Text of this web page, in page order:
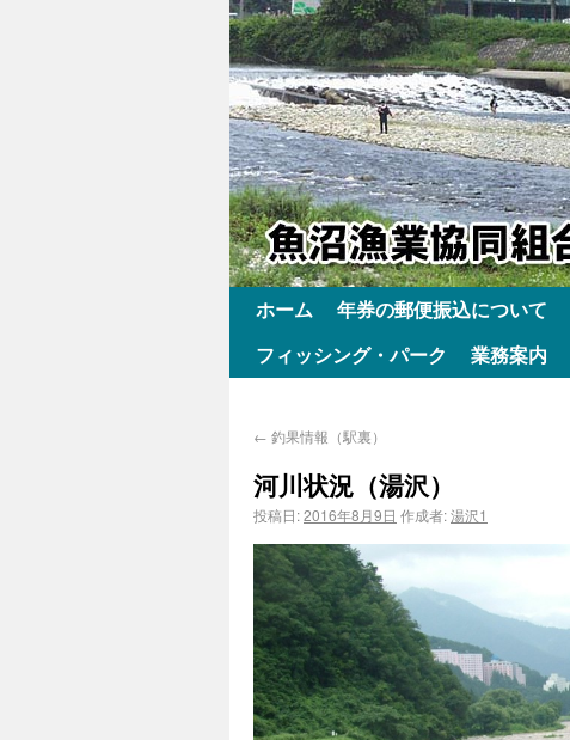
ホーム 年券の郵便振込について
フィッシング・パーク
業務案内
← 釣果情報（駅裏）
河川状況（湯沢）
投稿日:2016年8月9日 作成者:湯沢1